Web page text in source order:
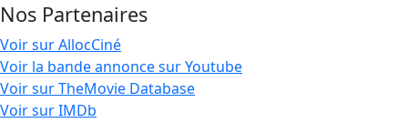
Nos Partenaires
Voir sur AllocCiné
Voir la bande annonce sur Youtube
Voir sur TheMovie Database
Voir sur IMDb